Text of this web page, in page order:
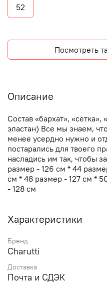
52
Посмотреть
Описание
Состав «бархат»,
эластан) Все мы знаем,
менее усердно нужно и
постарались для твоего
насладись им так, чтобы
размер - 126 см * 44
см * 48 размер - 127 см *
- 128 см
Характеристики
Бренд
Charutti
Доставка
Почта и СДЭК